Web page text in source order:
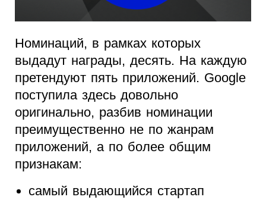
Номинаций, в рамках которых
выдадут награды, десять. На каждую
претендуют пять приложений. Google
поступила здесь довольно
оригинально, разбив номинации
преимущественно не по жанрам
приложений, а по более общим
признакам:
самый выдающийся стартап